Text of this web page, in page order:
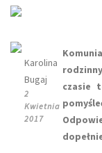
Karolina
Bugaj
2
Kwietnia
2017
czasie